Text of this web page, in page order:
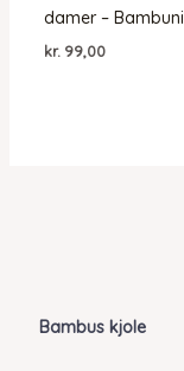
Bambus kjole
damer – Bambuni
kr. 99,00